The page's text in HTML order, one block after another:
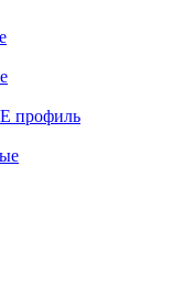
профиль